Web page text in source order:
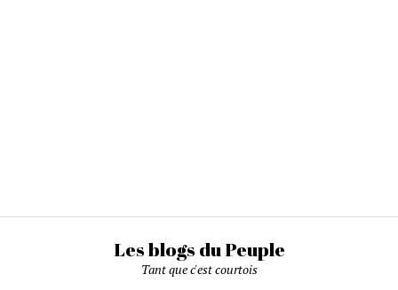
Les blogs du Peuple
Tant que c'est courtois